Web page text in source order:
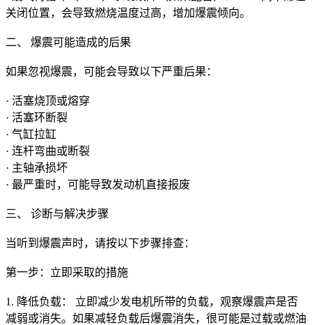
关闭位置，会导致燃烧温度过高，增加爆震倾向。
二、 爆震可能造成的后果
如果忽视爆震，可能会导致以下严重后果：
· 活塞烧顶或熔穿
· 活塞环断裂
· 气缸拉缸
· 连杆弯曲或断裂
· 主轴承损坏
· 最严重时，可能导致发动机直接报废
三、 诊断与解决步骤
当听到爆震声时，请按以下步骤排查：
第一步：立即采取的措施
1. 降低负载： 立即减少发电机所带的负载，观察爆震声是否
减弱或消失。如果减轻负载后爆震消失，很可能是过载或燃油